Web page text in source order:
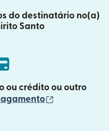
do destinatário no(a)
Santo
ou crédito ou outro